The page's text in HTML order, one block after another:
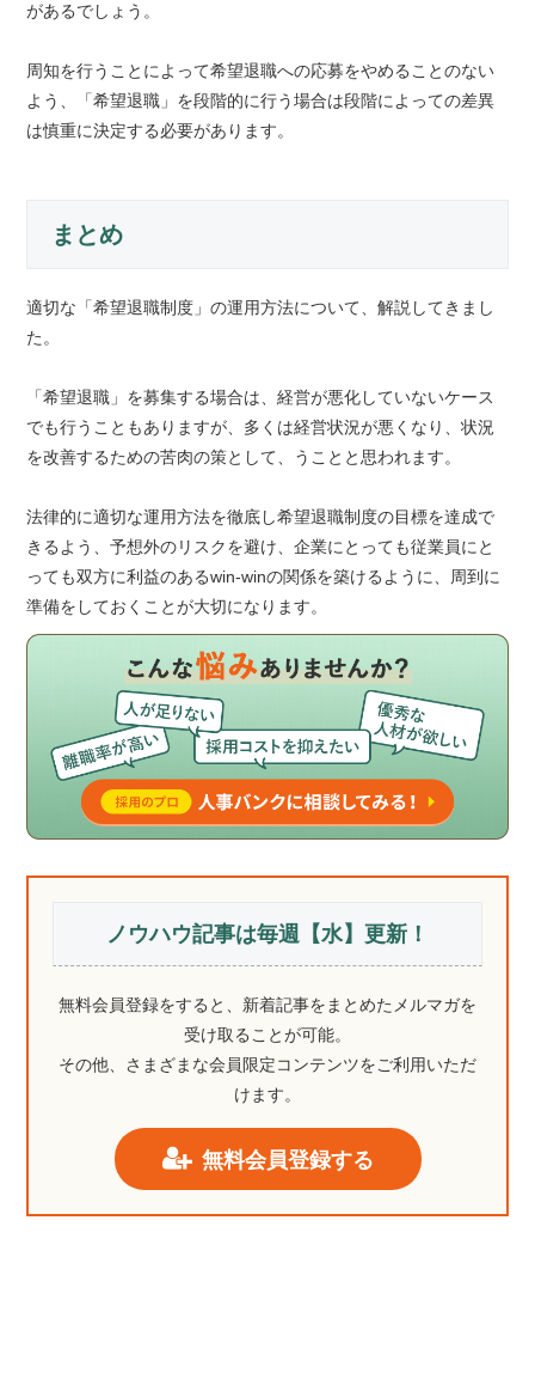
があるでしょう。
周知を行うことによって希望退職への応募をやめることのない
よう、「希望退職」を段階的に行う場合は段階によっての差異
は慎重に決定する必要があります。
まとめ
適切な「希望退職制度」の運用方法について、解説してきまし
た。
「希望退職」を募集する場合は、経営が悪化していないケース
でも行うこともありますが、多くは経営状況が悪くなり、状況
を改善するための苦肉の策として、うことと思われます。
法律的に適切な運用方法を徹底し希望退職制度の目標を達成で
きるよう、予想外のリスクを避け、企業にとっても従業員にと
っても双方に利益のあるwin-winの関係を築けるように、周到に
準備をしておくことが大切になります。
ノウハウ記事は毎週【水】更新！
無料会員登録をすると、新着記事をまとめたメルマガを
受け取ることが可能。
その他、さまざまな会員限定コンテンツをご利用いただ
けます。
無料会員登録する